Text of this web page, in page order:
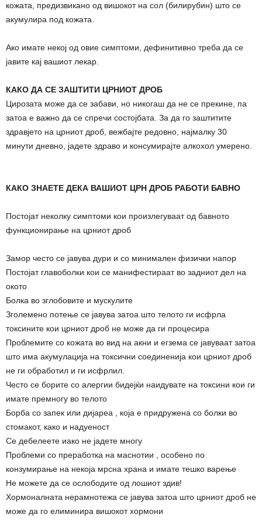
кожата, предизвикано од вишокот на сол (билирубин) што се
акумулира под кожата.
Ако имате некој од овие симптоми, дефинитивно треба да се
јавите кај вашиот лекар.
КАКО ДА СЕ ЗАШТИТИ ЦРНИОТ ДРОБ
Цирозата може да се забави, но никогаш да не се прекине, па
затоа е важно да се спречи состојбата. За да го заштитите
здравјето на црниот дроб, вежбајте редовно, најмалку 30
минути дневно, јадете здраво и консумирајте алкохол умерено.
КАКО ЗНАЕТЕ ДЕКА ВАШИОТ ЦРН ДРОБ РАБОТИ БАВНО
Постојат неколку симптоми кои произлегуваат од бавното
функционирање на црниот дроб
Замор често се јавува дури и со минимален физички напор
Постојат главоболки кои се манифестираат во задниот дел на
окото
Болка во зглобовите и мускулите
Зголемено потење се јавува затоа што телото ги исфрла
токсините кои црниот дроб не може да ги процесира
Проблемите со кожата во вид на акни и егзема се јавуваат затоа
што има акумулација на токсични соединенија кои црниот дроб
не ги обработил и ги исфрлил.
Често се борите со алергии бидејќи наидувате на токсини кои ги
имате премногу во телото
Борба со запек или дијареа , која е придружена со болки во
стомакот, како и надуеност
Се дебелеете иако не јадете многу
Проблеми со преработка на маснотии , особено по
конзумирање на некоја мрсна храна и имате тешко варење
Не можете да се ослободите од лошиот здив!
Хормоналната нерамнотежа се јавува затоа што црниот дроб не
може да го елиминира вишокот хормони